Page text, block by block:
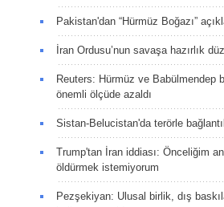
Pakistan'dan “Hürmüz Boğazı”
İran Ordusu’nun savaşa hazırlık
Reuters: Hürmüz ve Babülmendep
önemli ölçüde azaldı
Sistan-Belucistan'da terörle
Trump'tan İran iddiası: Önceliğim
öldürmek istemiyorum
Pezşekiyan: Ulusal birlik, dış